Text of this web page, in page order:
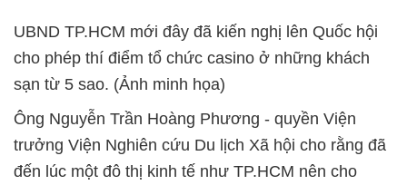
UBND TP.HCM mới đây đã kiến nghị lên Quốc hội
cho phép thí điểm tổ chức casino ở những khách
sạn từ 5 sao. (Ảnh minh họa)
Ông Nguyễn Trần Hoàng Phương - quyền Viện
trưởng Viện Nghiên cứu Du lịch Xã hội cho rằng đã
đến lúc một đô thị kinh tế như TP.HCM nên cho